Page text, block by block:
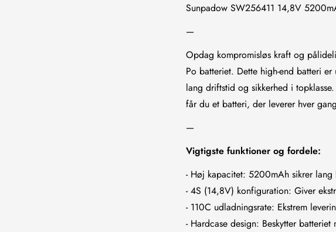
Sunpadow SW256411 14,8V
—
Opdag kompromisløs kraft og
Po batteriet. Dette high-end batteri
lang driftstid og sikkerhed i
får du et batteri, der leverer hver
—
Vigtigste funktioner og fordele:
- Høj kapacitet: 5200mAh sikrer
- 4S (14,8V) konfiguration: Giver
- 110C udladningsrate: Ekstrem
- Hardcase design: Beskytter